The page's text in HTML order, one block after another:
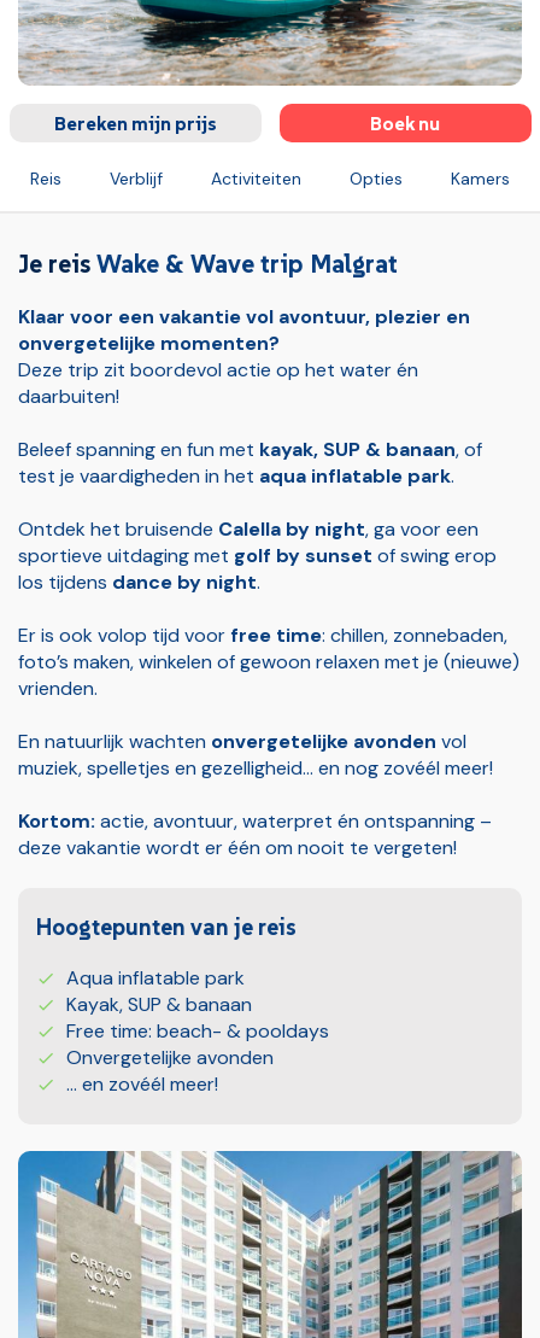
Reis Verblijf Activiteiten Opties Kamers
Bereken mijn prijs Boek nu
Je reisWake & Wave trip Malgrat
Klaar voor een vakantie vol avontuur, plezier en
onvergetelijke momenten?
Deze trip zit boordevol actie op het water én
daarbuiten!
Beleef spanning en fun met kayak, SUP & banaan, of
test je vaardigheden in het aqua inflatable park.
Ontdek het bruisende Calella by night, ga voor een
sportieve uitdaging met golf by sunset of swing erop
los tijdens dance by night.
Er is ook volop tijd voorfree time: chillen, zonnebaden,
foto’s maken, winkelen of gewoon relaxen met je (nieuwe)
vrienden.
En natuurlijk wachten onvergetelijke avonden vol
muziek, spelletjes en gezelligheid… en nog zovéél meer!
Kortom: actie, avontuur, waterpret én ontspanning –
deze vakantie wordt er één om nooit te vergeten!
Hoogtepunten van je reis
Aqua inflatable park
Kayak, SUP & banaan
Free time: beach- & pooldays
Onvergetelijke avonden
... en zovéél meer!